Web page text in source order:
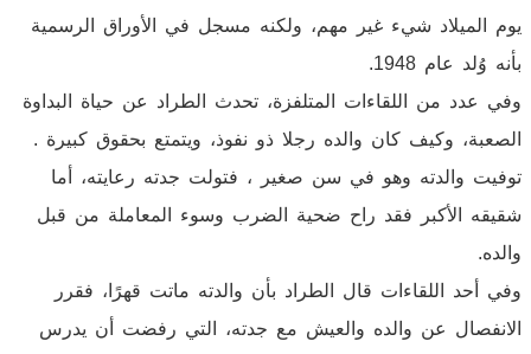
يوم الميلاد شيء غير مهم، ولكنه مسجل في الأوراق الرسمية
بأنه وُلد عام 1948.
وفي عدد من اللقاءات المتلفزة، تحدث الطراد عن حياة البداوة
الصعبة، وكيف كان والده رجلا ذو نفوذ، ويتمتع بحقوق كبيرة .
توفيت والدته وهو في سن صغير ، فتولت جدته رعايته، أما
شقيقه الأكبر فقد راح ضحية الضرب وسوء المعاملة من قبل
والده.
وفي أحد اللقاءات قال الطراد بأن والدته ماتت قهرًا، فقرر
الانفصال عن والده والعيش مع جدته، التي رفضت أن يدرس